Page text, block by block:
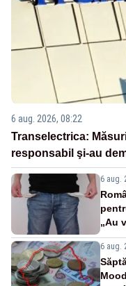
6 aug. 2026, 08:22
Transelectrica:
responsabil şi-au
6 aug.
„Au
6 aug.